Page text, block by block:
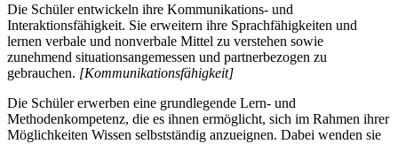
Die Schüler entwickeln ihre Kommunikations- und
Interaktionsfähigkeit. Sie erweitern ihre Sprachfähigkeiten und
lernen verbale und nonverbale Mittel zu verstehen sowie
zunehmend situationsangemessen und partnerbezogen zu
gebrauchen. [Kommunikationsfähigkeit]
Die Schüler erwerben eine grundlegende Lern- und
Methodenkompetenz, die es ihnen ermöglicht, sich im Rahmen ihrer
Möglichkeiten Wissen selbstständig anzueignen. Dabei wenden sie